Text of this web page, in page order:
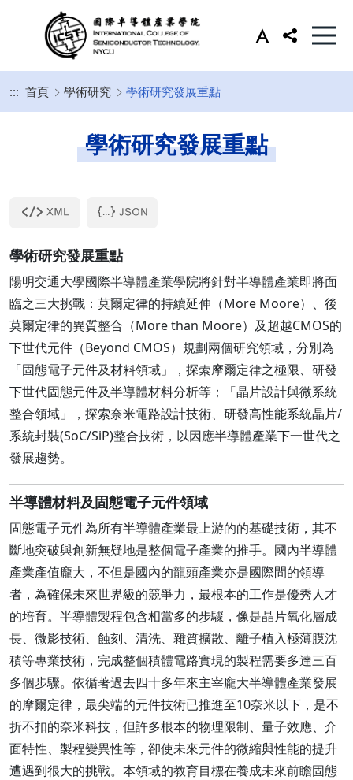
::: 首頁 學術研究 學術研究發展重點
學術研究發展重點
學術研究發展重點
陽明交通大學國際半導體產業學院將針對半導體產業即將面
臨之三大挑戰：莫爾定律的持續延伸（More Moore）、後
莫爾定律的異質整合（More than Moore）及超越CMOS的
下世代元件（Beyond CMOS）規劃兩個研究領域，分別為
「固態電子元件及材料領域」，探索摩爾定律之極限、研發
下世代固態元件及半導體材料分析等；「晶片設計與微系統
整合領域」，探索奈米電路設計技術、研發高性能系統晶片/
系統封裝(SoC/SiP)整合技術，以因應半導體產業下一世代之
發展趨勢。
半導體材料及固態電子元件領域
固態電子元件為所有半導體產業最上游的的基礎技術，其不
斷地突破與創新無疑地是整個電子產業的推手。國內半導體
產業產值龐大，不但是國內的龍頭產業亦是國際間的領導
者，為確保未來世界級的競爭力，最根本的工作是優秀人才
的培育。半導體製程包含相當多的步驟，像是晶片氧化層成
長、微影技術、蝕刻、清洗、雜質擴散、離子植入極薄膜沈
積等專業技術，完成整個積體電路實現的製程需要多達三百
多個步驟。依循著過去四十多年來主宰龐大半導體產業發展
的摩爾定律，最尖端的元件技術已推進至10奈米以下，是不
折不扣的奈米科技，但許多根本的物理限制、量子效應、介
面特性、製程變異性等，卻使未來元件的微縮與性能的提升
遭遇到很大的挑戰。本領域的教育目標在養成未來前瞻固態